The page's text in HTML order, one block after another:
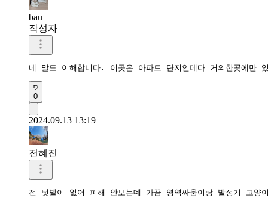
bau
작성자
네 말도 이해합니다. 이곳은 아파트 단지인데다 거의한곳에만
0
2024.09.13 13:19
전혜진
전 텃밭이 없어 피해 안보는데 가끔 영역싸움이랑 발정기 고